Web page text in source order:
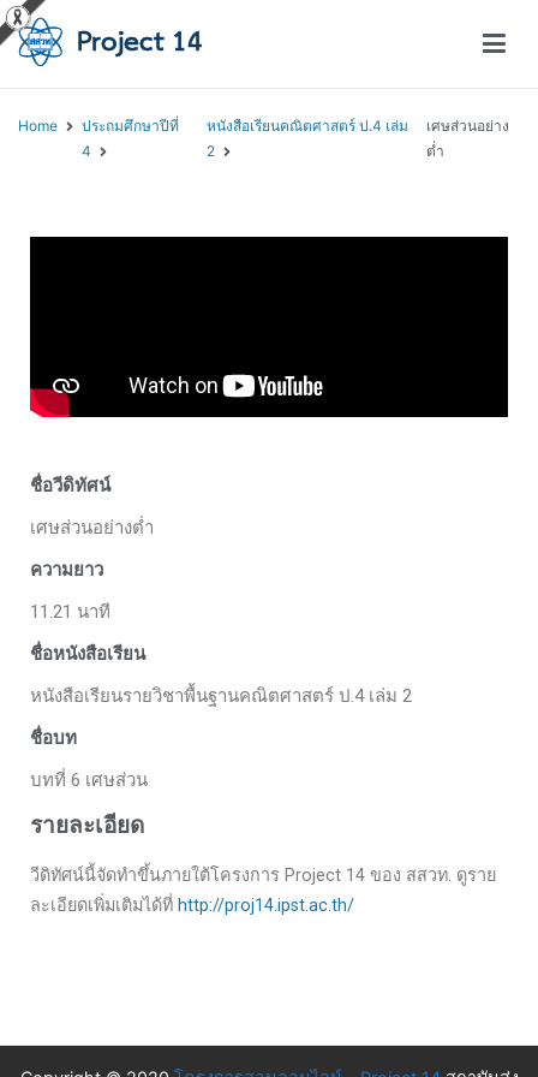
Home
ประถมศึกษาปีที่
4
หนังสือเรียนคณิตศาสตร์ ป.4 เล่ม
2
เศษส่วนอย่าง
ต่ำ
ชื่อวีดิทัศน์
เศษส่วนอย่างต่ำ
ความยาว
11.21 นาที
ชื่อหนังสือเรียน
หนังสือเรียนรายวิชาพื้นฐานคณิตศาสตร์ ป.4 เล่ม 2
ชื่อบท
บทที่ 6 เศษส่วน
รายละเอียด
วีดิทัศน์นี้จัดทำขึ้นภายใต้โครงการ Project 14 ของ สสวท. ดูราย
ละเอียดเพิ่มเติมได้ที่ http://proj14.ipst.ac.th/